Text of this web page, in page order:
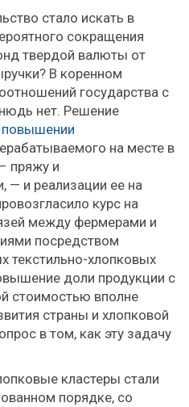
стало искать в
сокращения
твердой валюты от
В коренном
государства с
нет. Решение
повышении
на месте в
пряжу и
— и реализации ее на
курс на
между фермерами и
посредством
текстильно-хлопковых
доли продукции с
стоимостью вполне
страны и хлопковой
в том, как эту задачу
кластеры стали
порядке, со